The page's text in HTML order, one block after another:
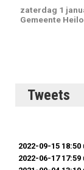
zaterdag 1
Gemeente
Tweets
2022-09-15 18:50
2022-06-17 17:59